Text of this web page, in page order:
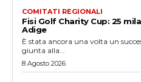
COMITATI REGIONALI
Fisi Golf Charity Cup: 25
Adige
È stata ancora una volta un
giunta alla...
8 Agosto 2026